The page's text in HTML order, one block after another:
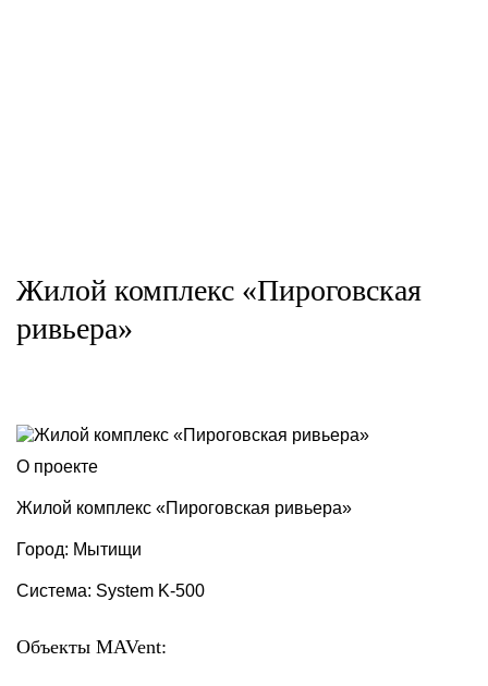
Жилой комплекс «Пироговская
ривьера»
О проекте
Жилой комплекс «Пироговская ривьера»
Город: Мытищи
Система: System K-500
Объекты MAVent: